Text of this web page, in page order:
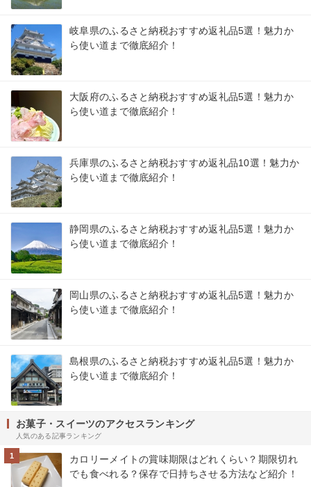
岐阜県のふるさと納税おすすめ返礼品5選！魅力か
ら使い道まで徹底紹介！
大阪府のふるさと納税おすすめ返礼品5選！魅力か
ら使い道まで徹底紹介！
兵庫県のふるさと納税おすすめ返礼品10選！魅力か
ら使い道まで徹底紹介！
静岡県のふるさと納税おすすめ返礼品5選！魅力か
ら使い道まで徹底紹介！
岡山県のふるさと納税おすすめ返礼品5選！魅力か
ら使い道まで徹底紹介！
島根県のふるさと納税おすすめ返礼品5選！魅力か
ら使い道まで徹底紹介！
お菓子・スイーツのアクセスランキング
人気のある記事ランキング
1
カロリーメイトの賞味期限はどれくらい？期限切れ
でも食べれる？保存で日持ちさせる方法など紹介！